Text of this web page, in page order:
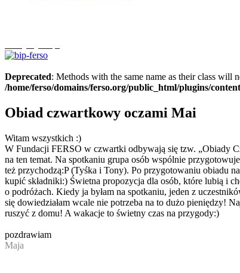
Deprecated: Methods with the same name as their class will
/home/ferso/domains/ferso.org/public_html/plugins/
Obiad czwartkowy oczami Mai
Witam wszystkich :)
W Fundacji FERSO w czwartki odbywają się tzw. „Obiady
na ten temat. Na spotkaniu grupa osób wspólnie
też przychodzą:P (Tyśka i Tony). Po przygotowaniu obiadu
kupić składniki:) Świetna propozycja dla osób, które lubią i
o podróżach. Kiedy ja byłam na spotkaniu, jeden z
się dowiedziałam wcale nie potrzeba na to dużo pieniędzy!
ruszyć z domu! A wakacje to świetny czas na przygody:)
pozdrawiam
Maja